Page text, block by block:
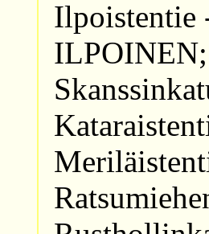
Ilpoistentie